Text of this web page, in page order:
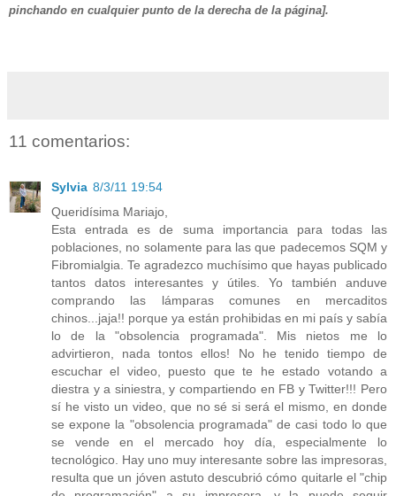
pinchando en cualquier punto de la derecha de la página].
11 comentarios:
Sylvia 8/3/11 19:54
Queridísima Mariajo,
Esta entrada es de suma importancia para todas las
poblaciones, no solamente para las que padecemos SQM y
Fibromialgia. Te agradezco muchísimo que hayas publicado
tantos datos interesantes y útiles. Yo también anduve
comprando las lámparas comunes en mercaditos
chinos...jaja!! porque ya están prohibidas en mi país y sabía
lo de la "obsolencia programada". Mis nietos me lo
advirtieron, nada tontos ellos! No he tenido tiempo de
escuchar el video, puesto que te he estado votando a
diestra y a siniestra, y compartiendo en FB y Twitter!!! Pero
sí he visto un video, que no sé si será el mismo, en donde
se expone la "obsolencia programada" de casi todo lo que
se vende en el mercado hoy día, especialmente lo
tecnológico. Hay uno muy interesante sobre las impresoras,
resulta que un jóven astuto descubrió cómo quitarle el "chip